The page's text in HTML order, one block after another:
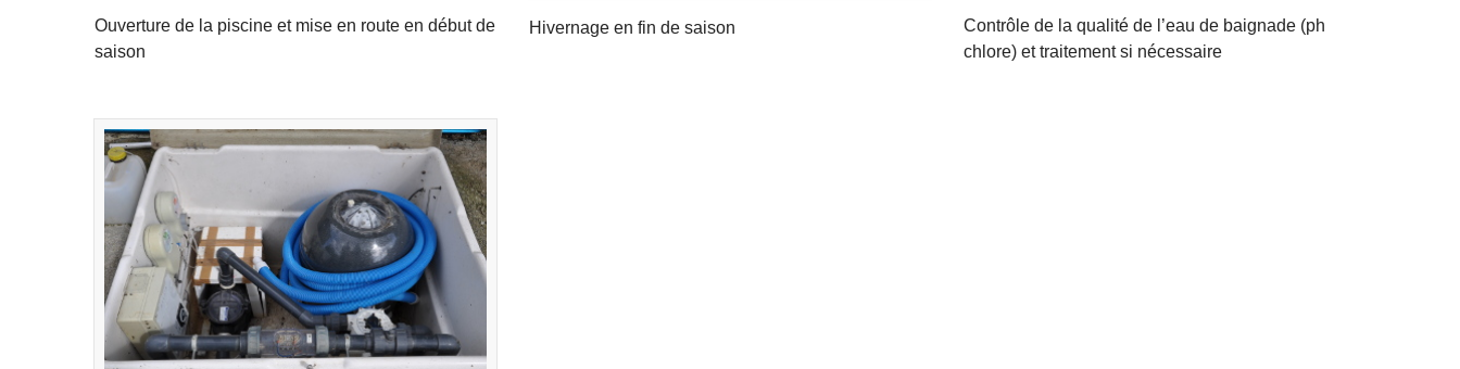
Ouverture de la piscine et mise en route en début de
saison
Hivernage en fin de saison
Contrôle de la qualité de l’eau de baignade (ph
chlore) et traitement si nécessaire